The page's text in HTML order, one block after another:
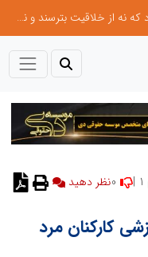
آینده پوشاک ایران به مدیران نابغه‌ای نیاز دارد که نه از خلاقیت بترسند و نه بروکراسی
نظر دهید
کارکنان مرد